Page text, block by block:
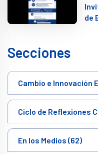
de
Secciones
Cambio e Innovación
Ciclo de Reflexiones
En los Medios (62)